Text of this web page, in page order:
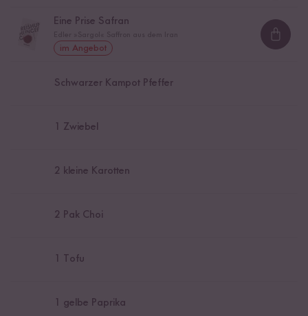
Eine Prise Safran
im Angebot
Schwarzer Kampot Pfeffer
1 Zwiebel
2 kleine Karotten
2 Pak Choi
1 Tofu
1 gelbe Paprika